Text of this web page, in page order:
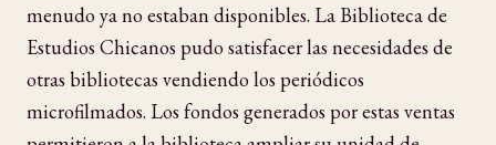
menudo ya no estaban disponibles. La Biblioteca de
Estudios Chicanos pudo satisfacer las necesidades de
otras bibliotecas vendiendo los periódicos
microfilmados. Los fondos generados por estas ventas